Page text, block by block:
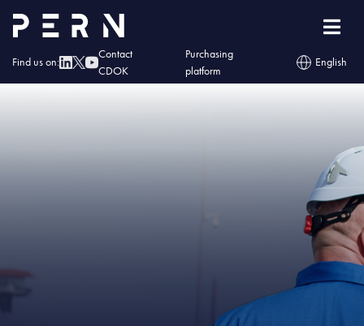
Find us on:
Contact
CDOK
Purchasing
platform
English
Home »IMG – Rozpoczynają się prace przy rozbudowie TNG